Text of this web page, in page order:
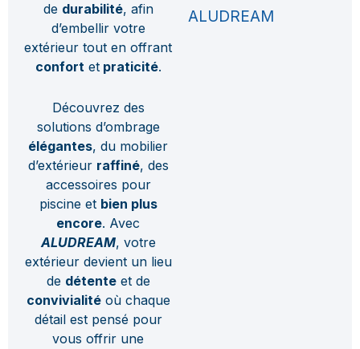
de durabilité, afin
d’embellir votre
extérieur tout en offrant
confortetpraticité.
Découvrez des
solutions d’ombrage
élégantes, du mobilier
d’extérieur raffiné, des
accessoires pour
piscine et bien plus
encore. Avec
ALUDREAM, votre
extérieur devient un lieu
de détenteet de
convivialitéoù chaque
détail est pensé pour
vous offrir une
ALUDREAM